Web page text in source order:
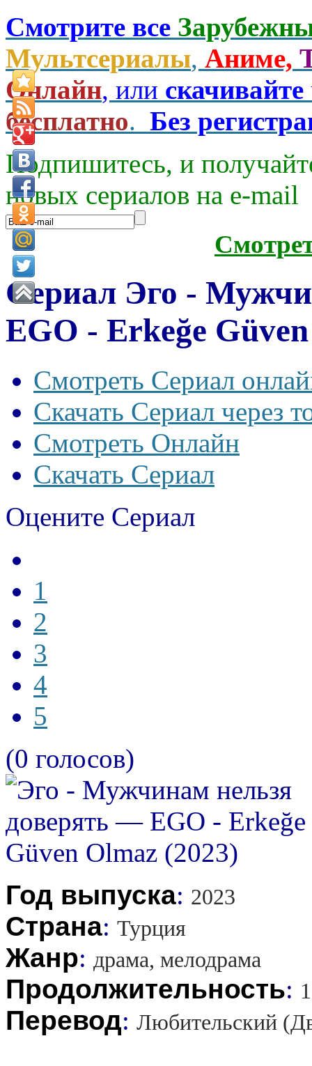
Смотрите все
Мультсериалы, Аниме,
Онлайн, или скачивайте
бесплатно. Без
Подпишитесь, и
новых сериалов на e-mаil
Сериал Эго -
EGO - Erkeğe
Смотреть Сериал
Скачать Сериал через
Смотреть Онлайн
Скачать Сериал
Оцените Сериал
1
2
3
4
5
(0 голосов)
Год выпуска: 2023
Страна: Турция
Жанр: драма, мелодрама
Продолжительность:
Перевод: Любительский